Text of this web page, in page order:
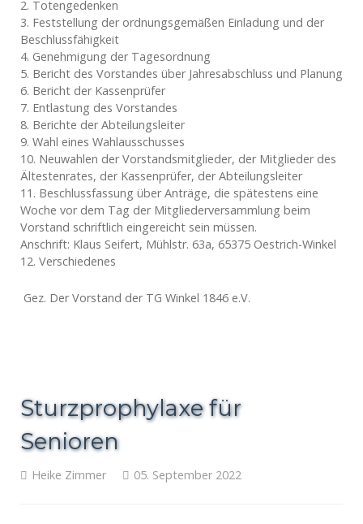
2. Totengedenken
3. Feststellung der ordnungsgemäßen Einladung und der
Beschlussfähigkeit
4. Genehmigung der Tagesordnung
5. Bericht des Vorstandes über Jahresabschluss und Planung
6. Bericht der Kassenprüfer
7. Entlastung des Vorstandes
8. Berichte der Abteilungsleiter
9. Wahl eines Wahlausschusses
10. Neuwahlen der Vorstandsmitglieder, der Mitglieder des
Ältestenrates, der Kassenprüfer, der Abteilungsleiter
11. Beschlussfassung über Anträge, die spätestens eine
Woche vor dem Tag der Mitgliederversammlung beim
Vorstand schriftlich eingereicht sein müssen.
Anschrift: Klaus Seifert, Mühlstr. 63a, 65375 Oestrich-Winkel
12. Verschiedenes
Gez. Der Vorstand der TG Winkel 1846 e.V.
Sturzprophylaxe für
Senioren
Heike Zimmer 05. September 2022